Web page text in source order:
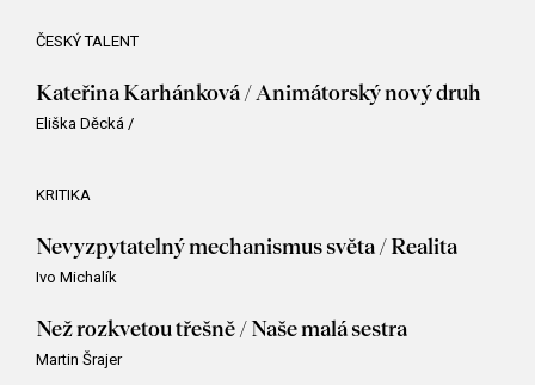
ČESKÝ TALENT
Kateřina Karhánková / Animátorský nový druh
Eliška Děcká /
KRITIKA
Nevyzpytatelný mechanismus světa / Realita
Ivo Michalík
Než rozkvetou třešně / Naše malá sestra
Martin Šrajer